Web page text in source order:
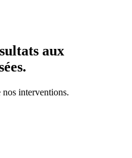
aux
interventions.